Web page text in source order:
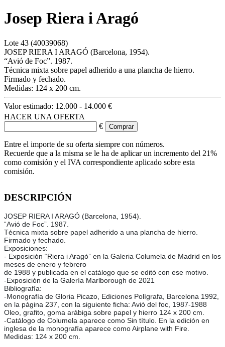
Josep Riera i Aragó
Lote 43 (40039068)
JOSEP RIERA I ARAGÓ (Barcelona, 1954).
“Avió de Foc”. 1987.
Técnica mixta sobre papel adherido a una plancha de hierro.
Firmado y fechado.
Medidas: 124 x 200 cm.
Valor estimado: 12.000 - 14.000 €
HACER UNA OFERTA
€
Entre el importe de su oferta siempre con números.
Recuerde que a la misma se le ha de aplicar un incremento del 21%
como comisión y el IVA correspondiente aplicado sobre esta
comisión.
DESCRIPCIÓN
JOSEP RIERA I ARAGÓ (Barcelona, 1954).
“Avió de Foc”. 1987.
Técnica mixta sobre papel adherido a una plancha de hierro.
Firmado y fechado.
Exposiciones:
- Exposición “Riera i Aragó” en la Galeria Columela de Madrid en los
meses de enero y febrero
de 1988 y publicada en el catálogo que se editó con ese motivo.
-Exposición de la Galería Marlborough de 2021
Bibliografía:
-Monografía de Gloria Picazo, Ediciones Polígrafa, Barcelona 1992,
en la página 237, con la siguiente ficha: Avió del foc, 1987-1988
Oleo, grafito, goma arábiga sobre papel y hierro 124 x 200 cm.
-Catálogo de Columela aparece como Sin título. En la edición en
inglesa de la monografía aparece como Airplane with Fire.
Medidas: 124 x 200 cm.